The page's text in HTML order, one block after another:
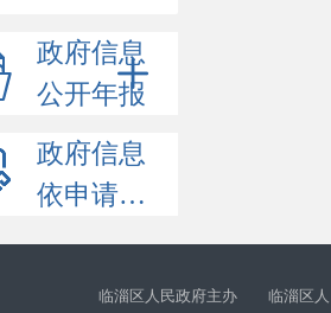
政府信息
公开年报
政府信息
依申请公开
临淄区人民政府主办 临淄区人